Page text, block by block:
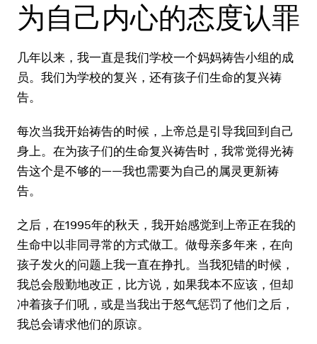
为自己内心的态度认罪
几年以来，我一直是我们学校一个妈妈祷告小组的成
员。我们为学校的复兴，还有孩子们生命的复兴祷
告。
每次当我开始祷告的时候，上帝总是引导我回到自己
身上。在为孩子们的生命复兴祷告时，我常觉得光祷
告这个是不够的——我也需要为自己的属灵更新祷
告。
之后，在1995年的秋天，我开始感觉到上帝正在我的
生命中以非同寻常的方式做工。做母亲多年来，在向
孩子发火的问题上我一直在挣扎。当我犯错的时候，
我总会殷勤地改正，比方说，如果我本不应该，但却
冲着孩子们吼，或是当我出于怒气惩罚了他们之后，
我总会请求他们的原谅。